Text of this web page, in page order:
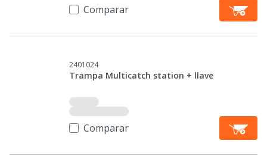
Comparar
2401024
Trampa Multicatch station + llave
Comparar